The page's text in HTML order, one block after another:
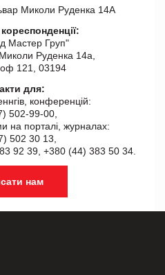
Миколи Руденка 14А
Мастер Груп"
Руденка 14а,
121, 03194
для:
конференцій:
502-99-00,
на порталі, журналах:
502 30 13,
92 39, +380 (44) 383 50 34.
нам